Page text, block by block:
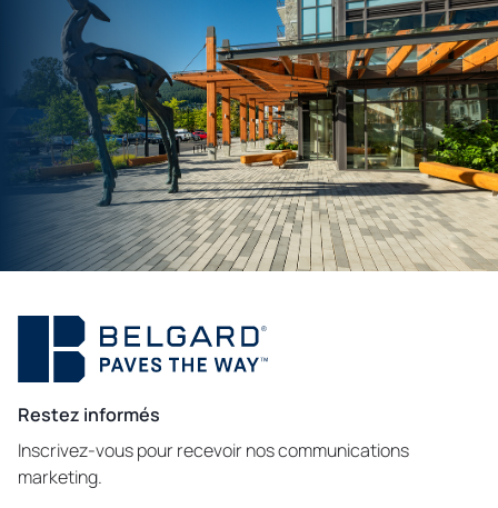
Restez informés
Inscrivez-vous pour recevoir nos communications
marketing.